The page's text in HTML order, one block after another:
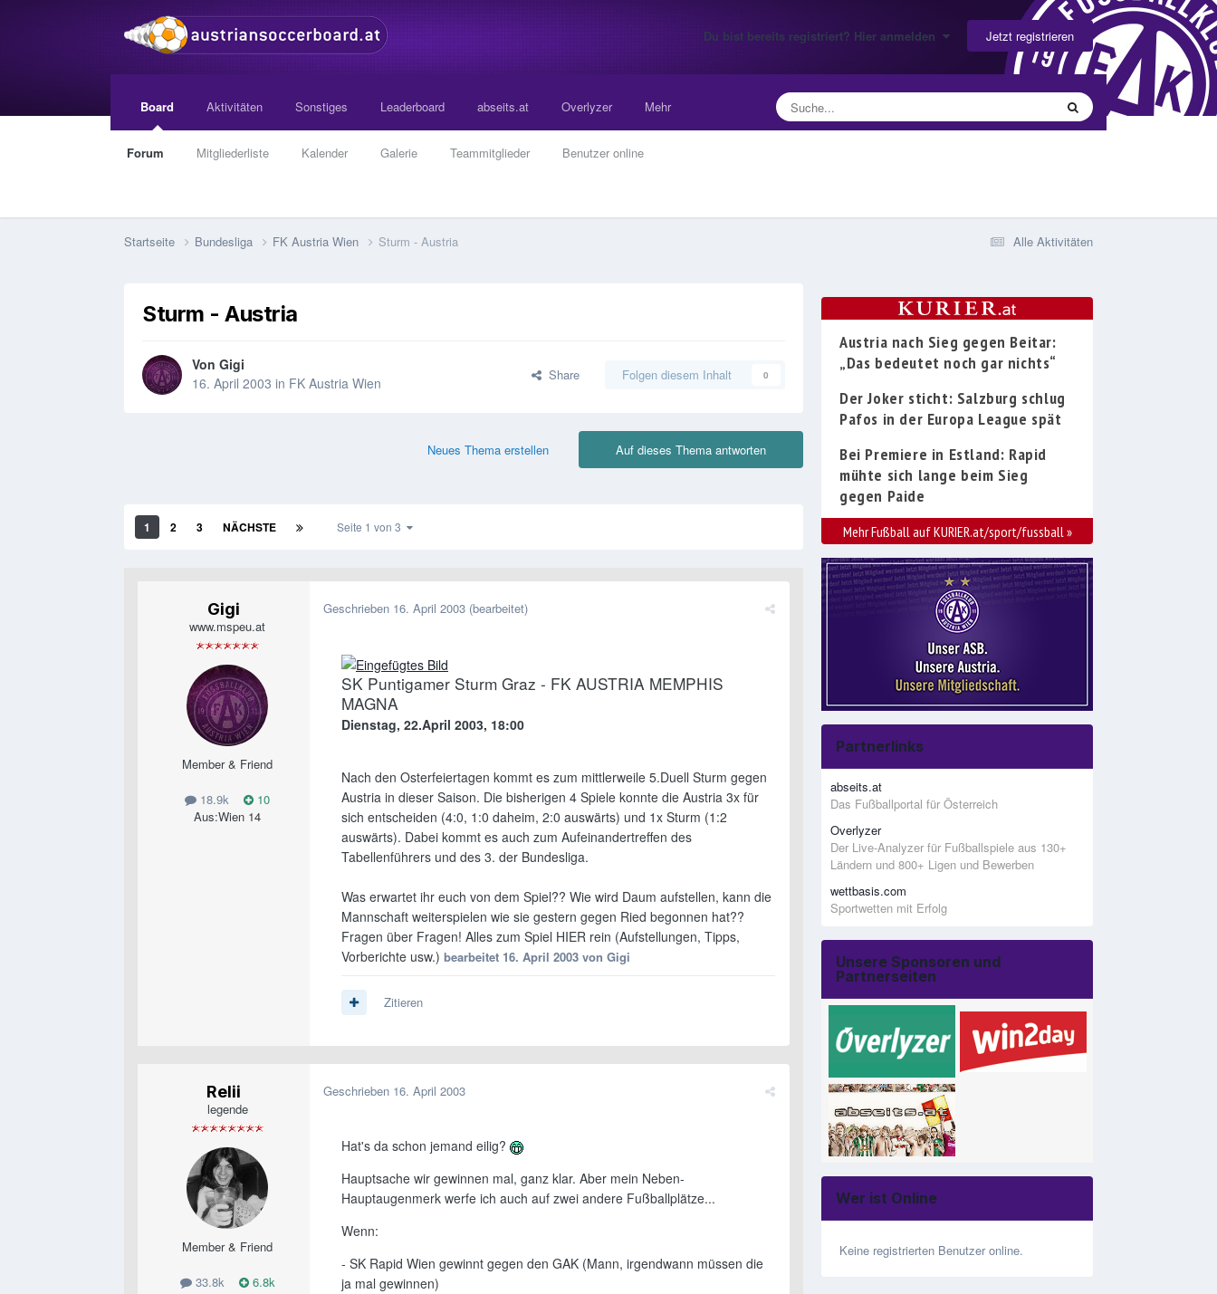
Du bist bereits registriert? Hier anmelden Jetzt registrieren
Board
Forum Mitgliederliste Kalender Galerie Teammitglieder Benutzer online
Aktivitäten Sonstiges Leaderboard abseits.at Overlyzer Mehr
Alle Aktivitäten
Startseite Bundesliga FK Austria Wien Sturm - Austria
Sturm - Austria
Von Gigi
16. April 2003 in FK Austria Wien Share Folgen diesem Inhalt 0
Auf dieses Thema antworten
Neues Thema erstellen
1 2 3 NÄCHSTE Seite 1 von 3
Gigi
www.mspeu.at
Member & Friend
18.9k
10
Aus:Wien 14
Geschrieben 16. April 2003 (bearbeitet)
SK Puntigamer Sturm Graz - FK AUSTRIA MEMPHIS
MAGNA
Dienstag, 22.April 2003, 18:00
Nach den Osterfeiertagen kommt es zum mittlerweile 5.Duell Sturm gegen
Austria in dieser Saison. Die bisherigen 4 Spiele konnte die Austria 3x für
sich entscheiden (4:0, 1:0 daheim, 2:0 auswärts) und 1x Sturm (1:2
auswärts). Dabei kommt es auch zum Aufeinandertreffen des
Tabellenführers und des 3. der Bundesliga.
Was erwartet ihr euch von dem Spiel?? Wie wird Daum aufstellen, kann die
Mannschaft weiterspielen wie sie gestern gegen Ried begonnen hat??
Fragen über Fragen! Alles zum Spiel HIER rein (Aufstellungen, Tipps,
Vorberichte usw.) bearbeitet 16. April 2003 von Gigi
Zitieren
Relii
legende
Member & Friend
33.8k 6.8k
Geschrieben 16. April 2003
Hat's da schon jemand eilig?
Hauptsache wir gewinnen mal, ganz klar. Aber mein Neben-
Hauptaugenmerk werfe ich auch auf zwei andere Fußballplätze...
Wenn:
- SK Rapid Wien gewinnt gegen den GAK (Mann, irgendwann müssen die
ja mal gewinnen)
Austria nach Sieg gegen Beitar:
„Das bedeutet noch gar nichts“
Der Joker sticht: Salzburg schlug
Pafos in der Europa League spät
Bei Premiere in Estland: Rapid
mühte sich lange beim Sieg
gegen Paide
Mehr Fußball auf KURIER.at/sport/fussball »
Partnerlinks
abseits.at
Das Fußballportal für Österreich
Overlyzer
Der Live-Analyzer für Fußballspiele aus 130+
Ländern und 800+ Ligen und Bewerben
wettbasis.com
Sportwetten mit Erfolg
Unsere Sponsoren und
Partnerseiten
Wer ist Online
Keine registrierten Benutzer online.